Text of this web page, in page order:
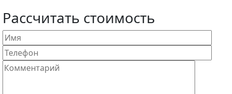
Рассчитать стоимость